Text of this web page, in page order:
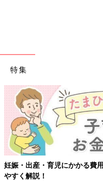
特集
妊娠・出産・育児にかかる費
やすく解説！